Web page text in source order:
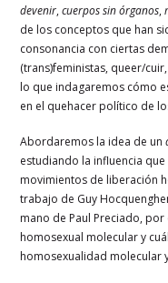
devenir,cuerpos sin órganos,
de los conceptos que han
consonancia con ciertas
(trans)feministas, queer/
lo que indagaremos cómo
en el quehacer político de
Abordaremos la idea de un
estudiando la influencia
movimientos de liberación
trabajo de Guy
mano de Paul Preciado,
homosexual molecular y
homosexualidad molecular